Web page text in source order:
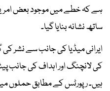
ہے کہ خطے میں موجود بعض
ساتھ نشانہ بنایا گیا۔
ایرانی میڈیا کی جانب سے نشر
کی لانچنگ اور اہداف کی جانب
ہیں۔ رپورٹس کے مطابق حملوں